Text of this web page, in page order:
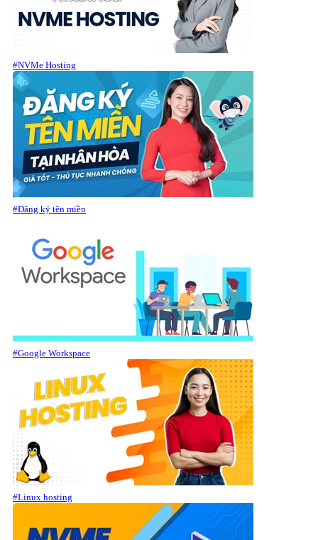
#NVMe Hosting
#Đăng ký tên miền
#Google Workspace
#Linux hosting